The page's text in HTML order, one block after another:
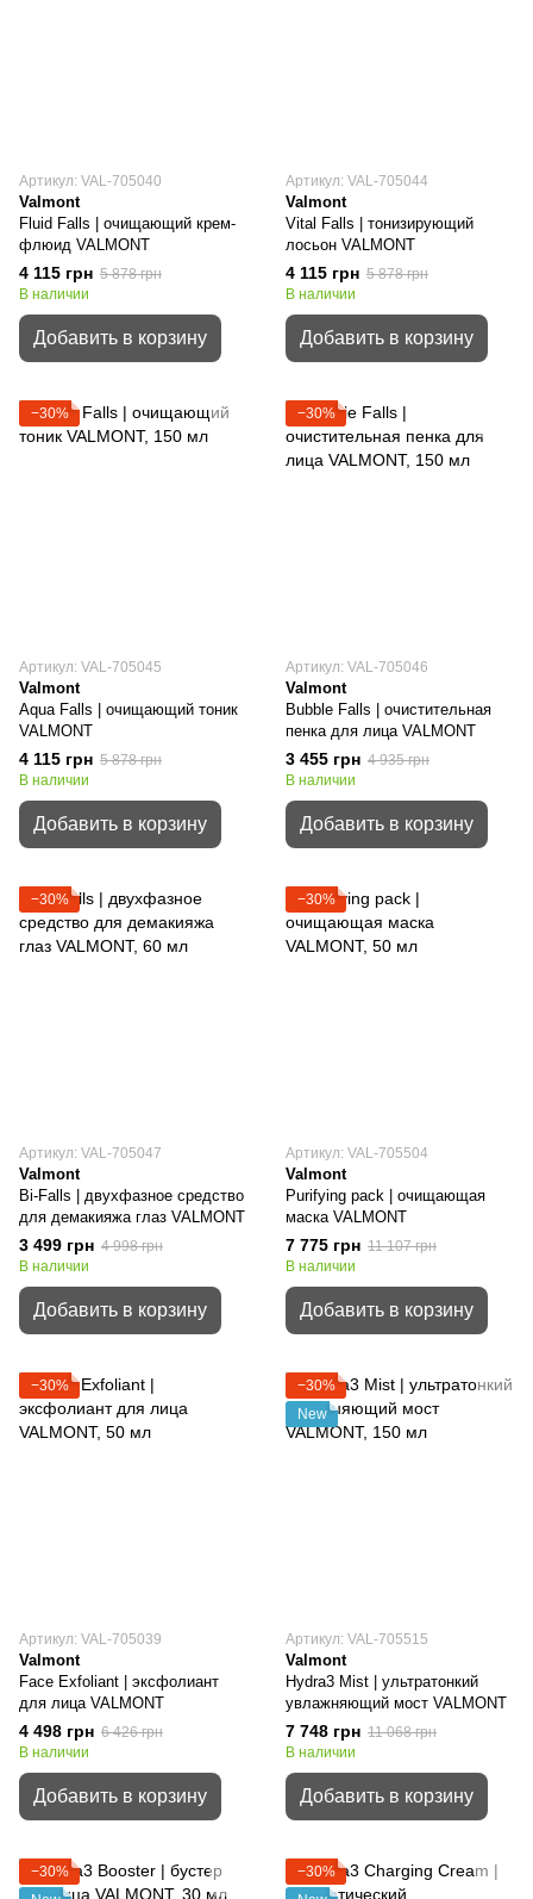
Артикул: VAL-705040
Valmont
Fluid Falls | очищающий крем-
флюид VALMONT
4 115 грн 5 878 грн
В наличии
Добавить в корзину
Артикул: VAL-705044
Valmont
Vital Falls | тонизирующий
лосьон VALMONT
4 115 грн 5 878 грн
В наличии
Добавить в корзину
−30%
Артикул: VAL-705045
Valmont
Aqua Falls | очищающий тоник
VALMONT
4 115 грн 5 878 грн
В наличии
Добавить в корзину
−30%
Артикул: VAL-705046
Valmont
Bubble Falls | очистительная
пенка для лица VALMONT
3 455 грн 4 935 грн
В наличии
Добавить в корзину
−30%
Артикул: VAL-705047
Valmont
Bi-Falls | двухфазное средство
для демакияжа глаз VALMONT
3 499 грн 4 998 грн
В наличии
Добавить в корзину
−30%
Артикул: VAL-705504
Valmont
Purifying pack | очищающая
маска VALMONT
7 775 грн 11 107 грн
В наличии
Добавить в корзину
−30%
Артикул: VAL-705039
Valmont
Face Exfoliant | эксфолиант
для лица VALMONT
4 498 грн 6 426 грн
В наличии
Добавить в корзину
−30%
New
Артикул: VAL-705515
Valmont
Hydra3 Mist | ультратонкий
увлажняющий мост VALMONT
7 748 грн 11 068 грн
В наличии
Добавить в корзину
−30%
−30%